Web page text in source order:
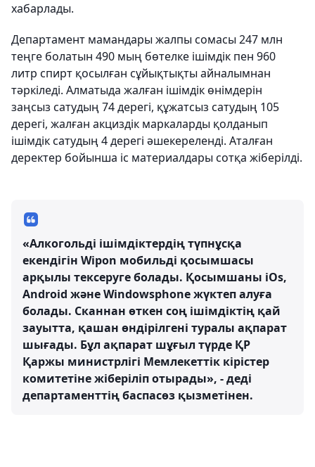
хабарлады.
Департамент мамандары жалпы сомасы 247 млн
теңге болатын 490 мың бөтелке ішімдік пен 960
литр спирт қосылған сұйықтықты айналымнан
тәркіледі. Алматыда жалған ішімдік өнімдерін
заңсыз сатудың 74 дерегі, құжатсыз сатудың 105
дерегі, жалған акциздік маркаларды қолданып
ішімдік сатудың 4 дерегі әшекереленді. Аталған
деректер бойынша іс материалдары сотқа жіберілді.
«Алкогольді ішімдіктердің түпнұсқа
екендігін Wipon мобильді қосымшасы
арқылы тексеруге болады. Қосымшаны iOs,
Android және Windowsphone жүктеп алуға
болады. Сканнан өткен соң ішімдіктің қай
зауытта, қашан өндірілгені туралы ақпарат
шығады. Бұл ақпарат шұғыл түрде ҚР
Қаржы министрлігі Мемлекеттік кірістер
комитетіне жіберіліп отырады», - деді
департаменттің баспасөз қызметінен.